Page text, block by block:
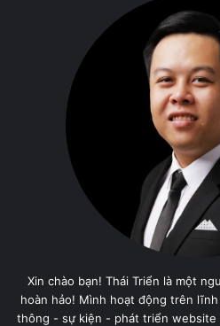
Xin chào bạn! Thái Triển là một
hoàn hảo! Mình hoạt động trên
thông - sự kiện - phát triển website